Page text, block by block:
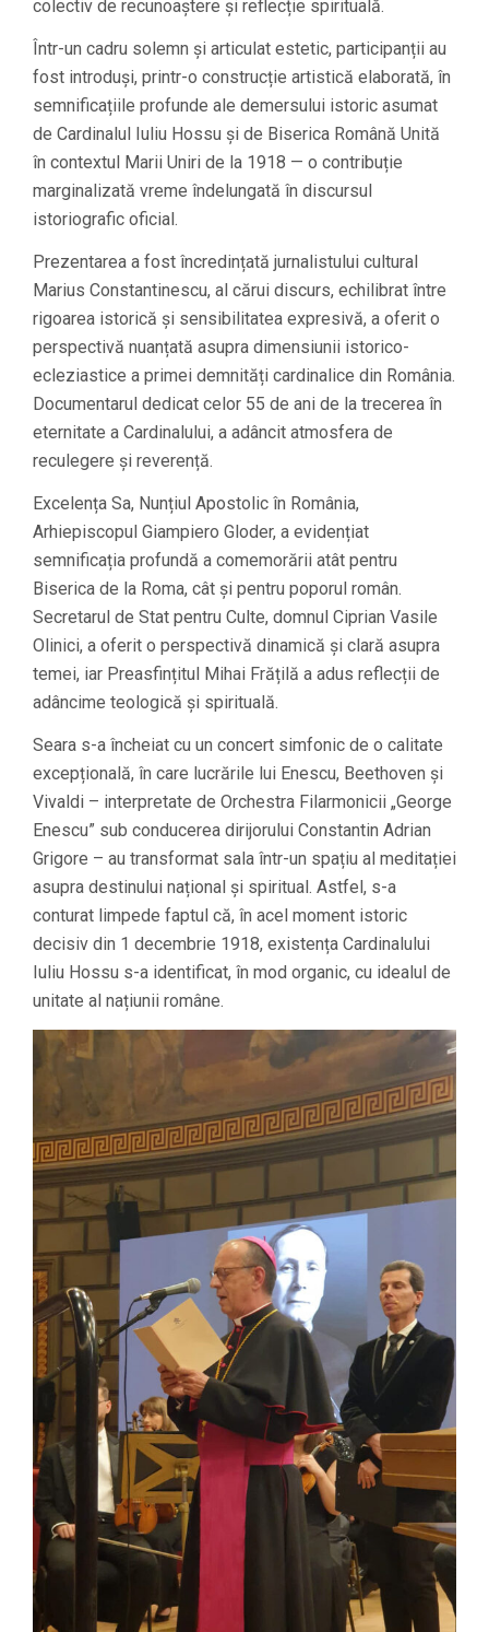
colectiv de recunoaștere și reflecție spirituală.
Într-un cadru solemn și articulat estetic, participanții au
fost introduși, printr-o construcție artistică elaborată, în
semnificațiile profunde ale demersului istoric asumat
de Cardinalul Iuliu Hossu și de Biserica Română Unită
în contextul Marii Uniri de la 1918 — o contribuție
marginalizată vreme îndelungată în discursul
istoriografic oficial.
Prezentarea a fost încredințată jurnalistului cultural
Marius Constantinescu, al cărui discurs, echilibrat între
rigoarea istorică și sensibilitatea expresivă, a oferit o
perspectivă nuanțată asupra dimensiunii istorico-
ecleziastice a primei demnități cardinalice din România.
Documentarul dedicat celor 55 de ani de la trecerea în
eternitate a Cardinalului, a adâncit atmosfera de
reculegere și reverență.
Excelența Sa, Nunțiul Apostolic în România,
Arhiepiscopul Giampiero Gloder, a evidențiat
semnificația profundă a comemorării atât pentru
Biserica de la Roma, cât și pentru poporul român.
Secretarul de Stat pentru Culte, domnul Ciprian Vasile
Olinici, a oferit o perspectivă dinamică și clară asupra
temei, iar Preasfințitul Mihai Frățilă a adus reflecții de
adâncime teologică și spirituală.
Seara s-a încheiat cu un concert simfonic de o calitate
excepțională, în care lucrările lui Enescu, Beethoven și
Vivaldi – interpretate de Orchestra Filarmonicii „George
Enescu” sub conducerea dirijorului Constantin Adrian
Grigore – au transformat sala într-un spațiu al meditației
asupra destinului național și spiritual. Astfel, s-a
conturat limpede faptul că, în acel moment istoric
decisiv din 1 decembrie 1918, existența Cardinalului
Iuliu Hossu s-a identificat, în mod organic, cu idealul de
unitate al națiunii române.